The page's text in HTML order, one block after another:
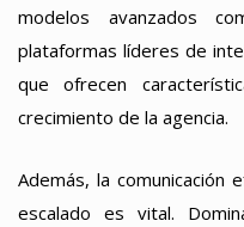
modelos avanzados
plataformas líderes de
que ofrecen
crecimiento de la agencia.
Además, la
escalado es vital.